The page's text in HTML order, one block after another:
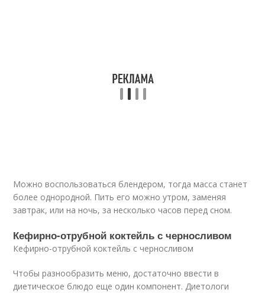
Можно воспользоваться блендером, тогда масса станет
более однородной. Пить его можно утром, заменяя
завтрак, или на ночь, за несколько часов перед сном.
Кефирно-отрубной коктейль с черносливом
Кефирно-отрубной коктейль с черносливом
Чтобы разнообразить меню, достаточно ввести в
диетическое блюдо еще один компонент. Диетологи